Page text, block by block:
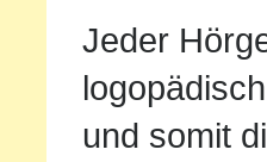
Jeder
und somit